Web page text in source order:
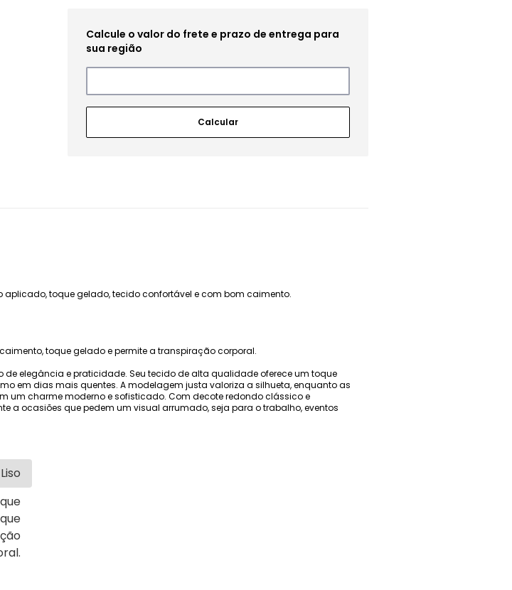
toque gelado, tecido confortável e com bom caimento.
toque gelado e permite a transpiração corporal.
elegância e praticidade. Seu tecido de alta qualidade oferece um toque
em dias mais quentes. A modelagem justa valoriza a silhueta, enquanto as
charme moderno e sofisticado. Com decote redondo clássico e
a ocasiões que pedem um visual arrumado, seja para o trabalho, eventos
Liso